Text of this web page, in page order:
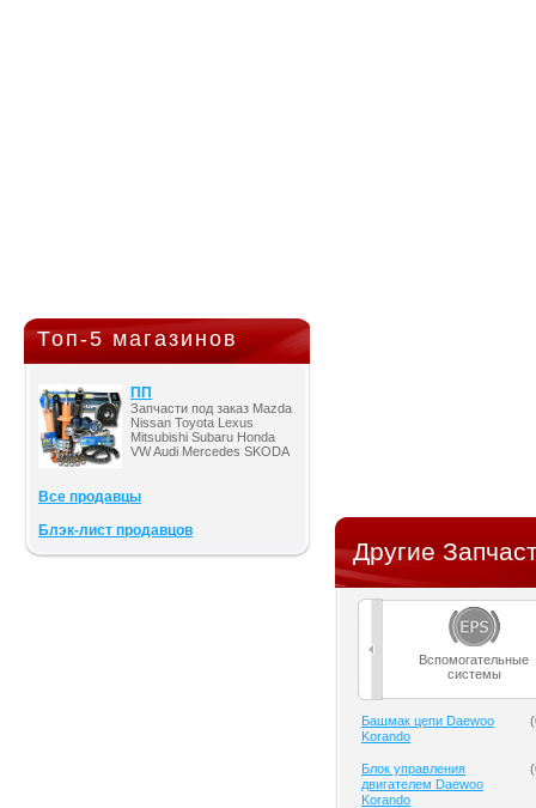
Топ-5 магазинов
ПП
Запчасти под заказ Mazda
Nissan Toyota Lexus
Mitsubishi Subaru Honda
VW Audi Mercedes SKODA
Все продавцы
Блэк-лист продавцов
Другие
Вспомогательные
системы
Башмак цепи Daewoo
Korando
(
Блок управления
двигателем Daewoo
Korando
(